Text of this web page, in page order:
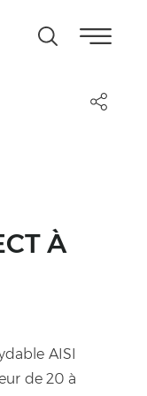
À
AISI
de 20 à